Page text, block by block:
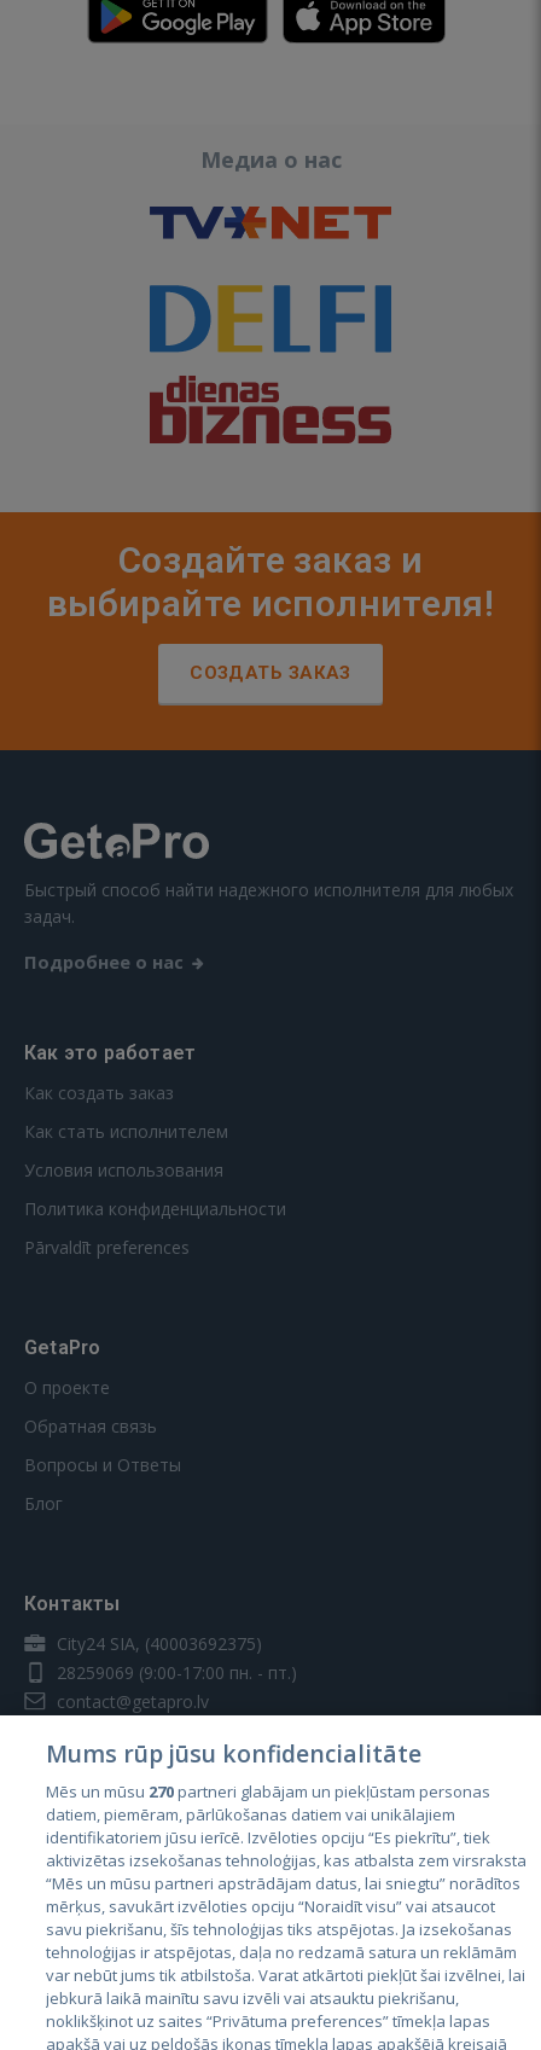
Медиа о нас
Создайте заказ и
выбирайте исполнителя!
СОЗДАТЬ ЗАКАЗ
Быстрый способ найти надежного исполнителя для любых
задач.
Подробнее о нас
Как это работает
Как создать заказ
Как стать исполнителем
Условия использования
Политика конфиденциальности
Pārvaldīt preferences
GetaPro
О проекте
Обратная связь
Вопросы и Ответы
Блог
Контакты
City24 SIA, (40003692375)
28259069 (9:00-17:00 пн. - пт.)
contact@getapro.lv
Страны
Эстония
Латвия
Литва
Mums rūp jūsu konfidencialitāte
Mēs un mūsu 270partneri glabājam un piekļūstam personas
datiem, piemēram, pārlūkošanas datiem vai unikālajiem
identifikatoriem jūsu ierīcē. Izvēloties opciju “Es piekrītu”, tiek
aktivizētas izsekošanas tehnoloģijas, kas atbalsta zem virsraksta
“Mēs un mūsu partneri apstrādājam datus, lai sniegtu” norādītos
mērķus, savukārt izvēloties opciju “Noraidīt visu” vai atsaucot
savu piekrišanu, šīs tehnoloģijas tiks atspējotas. Ja izsekošanas
tehnoloģijas ir atspējotas, daļa no redzamā satura un reklāmām
var nebūt jums tik atbilstoša. Varat atkārtoti piekļūt šai izvēlnei, lai
jebkurā laikā mainītu savu izvēli vai atsauktu piekrišanu,
noklikšķinot uz saites “Privātuma preferences” tīmekļa lapas
apakšā vai uz peldošās ikonas tīmekļa lapas apakšējā kreisajā